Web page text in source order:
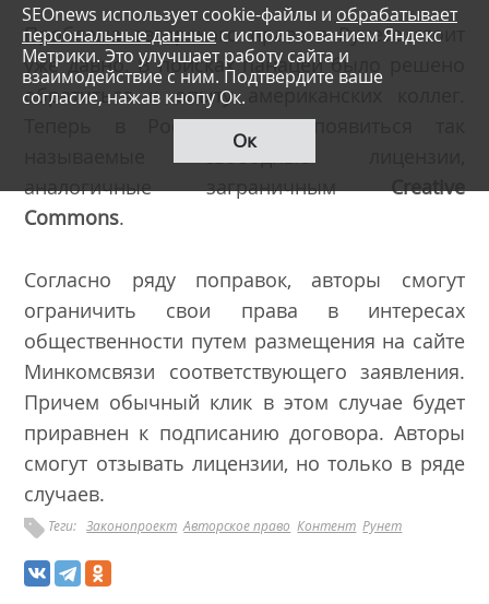
Проблема авторского права в Рунете стоит
уже давно. В поисках панацеи было решено
обратиться к опыту американских коллег.
Теперь в России могут появиться так
называемые свободные лицензии,
аналогичные заграничнымCreative
Commons.
Согласно ряду поправок, авторы смогут
ограничить свои права в интересах
общественности путем размещения на сайте
Минкомсвязи соответствующего заявления.
Причем обычный клик в этом случае будет
приравнен к подписанию договора. Авторы
смогут отзывать лицензии, но только в ряде
случаев.
Теги: Законопроект Авторское право Контент Рунет
SEOnews использует cookie-файлы и обрабатывает
персональные данные с использованием Яндекс
Метрики. Это улучшает работу сайта и
взаимодействие с ним. Подтвердите ваше
согласие, нажав кнопу Ок.
Ок